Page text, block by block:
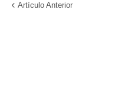
Artículo Anterior